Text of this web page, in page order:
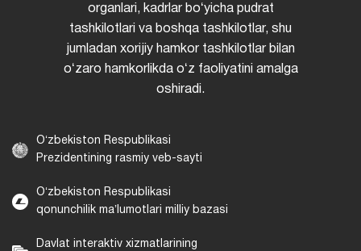
organlari, kadrlar boʻyicha pudrat
tashkilotlari va boshqa tashkilotlar, shu
jumladan xorijiy hamkor tashkilotlar bilan
oʻzaro hamkorlikda oʻz faoliyatini amalga
oshiradi.
Oʻzbekiston Respublikasi
Prezidentining rasmiy veb-sayti
Oʻzbekiston Respublikasi
qonunchilik maʼlumotlari milliy bazasi
Davlat interaktiv xizmatlarining